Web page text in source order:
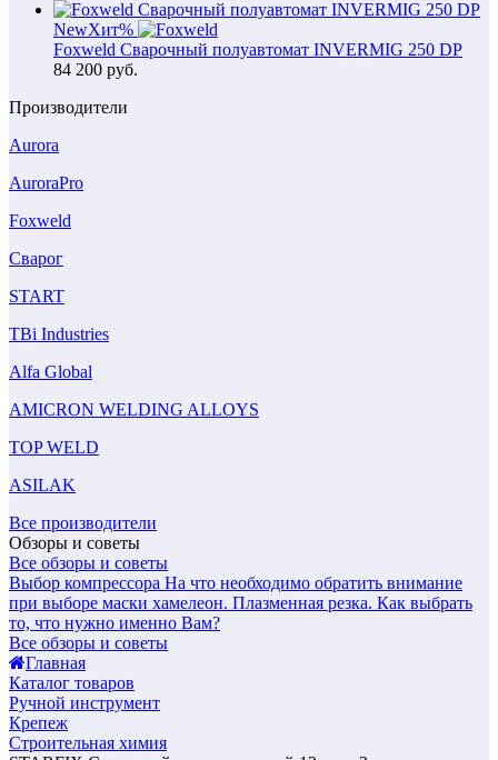
NewХит%
Foxweld Сварочный полуавтомат INVERMIG 250 DP
84 200 руб.
Производители
Aurora
AuroraPro
Foxweld
Сварог
START
TBi Industries
Alfa Global
AMICRON WELDING ALLOYS
TOP WELD
ASILAK
Все производители
Обзоры и советы
Все обзоры и советы
Выбор компрессора На что необходимо обратить внимание
при выборе маски хамелеон. Плазменная резка. Как выбрать
то, что нужно именно Вам?
Все обзоры и советы
Главная
Каталог товаров
Ручной инструмент
Крепеж
Строительная химия